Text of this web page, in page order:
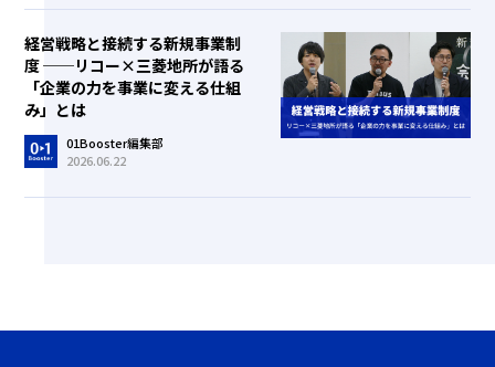
経営戦略と接続する新規事業制
度 ──リコー×三菱地所が語る
「企業の力を事業に変える仕組
み」とは
01Booster編集部
2026.06.22